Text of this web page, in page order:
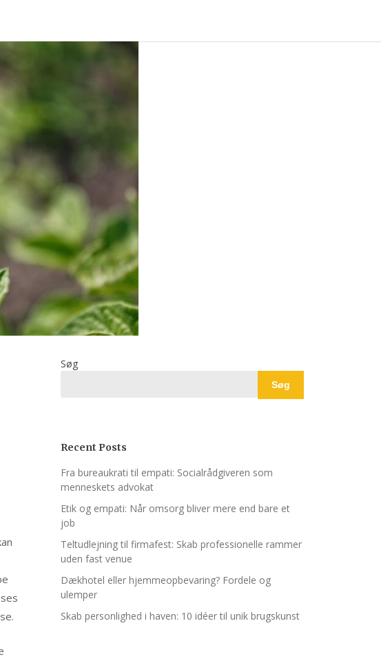
Søg
Søg
Recent Posts
Fra bureaukrati til empati: Socialrådgiveren som
menneskets advokat
Etik og empati: Når omsorg bliver mere end bare et
job
Teltudlejning til firmafest: Skab professionelle rammer
uden fast venue
Dækhotel eller hjemmeopbevaring? Fordele og
ulemper
Skab personlighed i haven: 10 idéer til unik brugskunst